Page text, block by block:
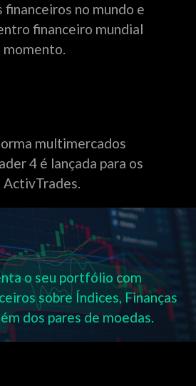
financeiros no mundo e
financeiro mundial
momento.
multimercados
4 é lançada para os
o seu portfólio com
sobre Índices, Finanças
dos pares de moedas.